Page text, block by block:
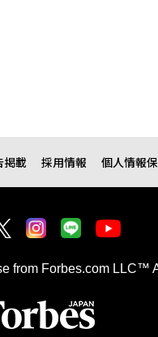
掲載 採用情報 個人情報
from Forbes.com LLC™